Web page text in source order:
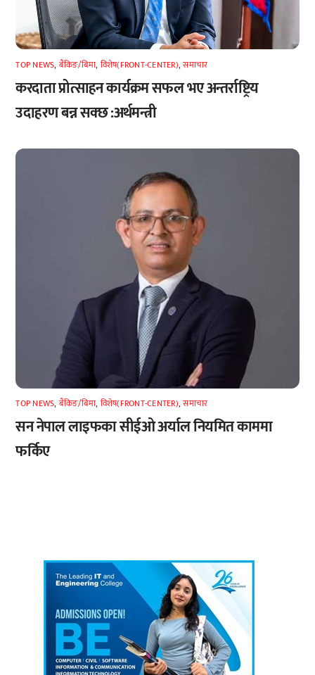
TOP NEWS, बैंकिङ/बिमा, विशेष(FRONT-CENTER),समाचार
करदाता प्रोत्साहन कार्यक्रम सफल भए अन्तर्राष्ट्रिय
उदाहरण बन्न सक्छ :अर्थमन्त्री
TOP NEWS, बैंकिङ/बिमा, विशेष(FRONT-CENTER),समाचार
सन नेपाल लाइफका सीईओ अर्याल नियमित काममा
फर्किए